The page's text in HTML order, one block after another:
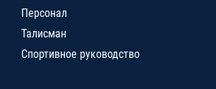
Персонал
Талисман
Спортивное руководство